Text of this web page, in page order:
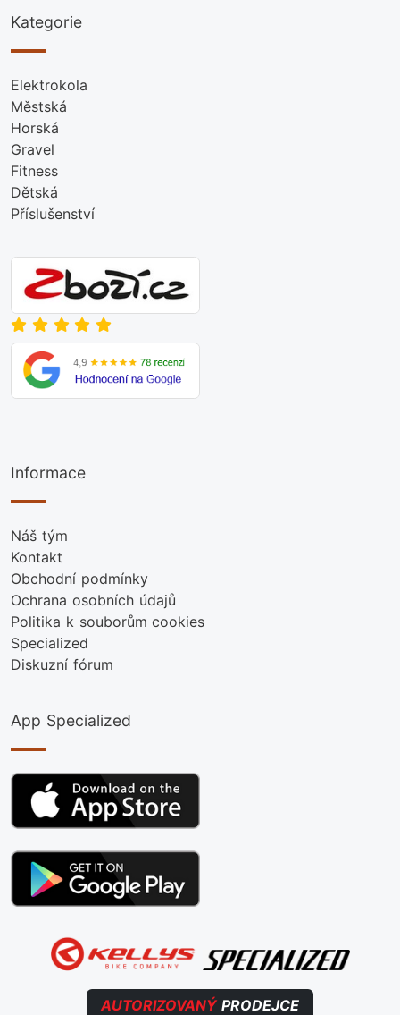
Kategorie
Elektrokola
Městská
Horská
Gravel
Fitness
Dětská
Příslušenství
Informace
Náš tým
Kontakt
Obchodní podmínky
Ochrana osobních údajů
Politika k souborům cookies
Specialized
Diskuzní fórum
App Specialized
AUTORIZOVANÝPRODEJCE